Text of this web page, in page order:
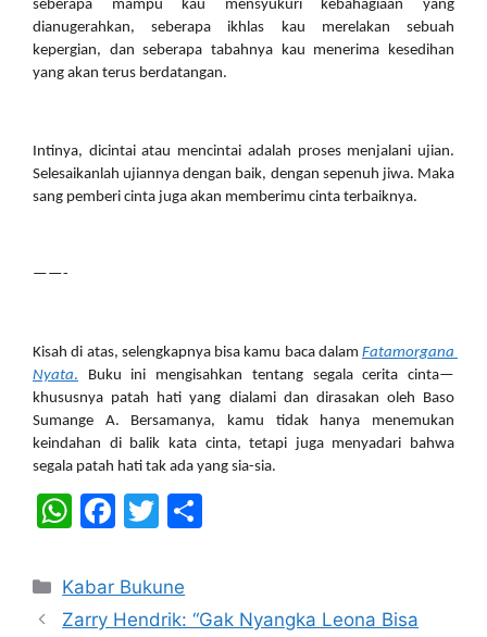
seberapa mampu kau mensyukuri kebahagiaan yang
dianugerahkan, seberapa ikhlas kau merelakan sebuah
kepergian, dan seberapa tabahnya kau menerima kesedihan
yang akan terus berdatangan.
Intinya, dicintai atau mencintai adalah proses menjalani ujian.
Selesaikanlah ujiannya dengan baik, dengan sepenuh jiwa. Maka
sang pemberi cinta juga akan memberimu cinta terbaiknya.
——-
Kisah di atas, selengkapnya bisa kamu baca dalam Fatamorgana
Nyata. Buku ini mengisahkan tentang segala cerita cinta—
khususnya patah hati yang dialami dan dirasakan oleh Baso
Sumange A. Bersamanya, kamu tidak hanya menemukan
keindahan di balik kata cinta, tetapi juga menyadari bahwa
segala patah hati tak ada yang sia-sia.
W
at
s
F
c
e
T
itt
er e
Categories
Kabar Bukune
Zarry Hendrik: “Gak Nyangka Leona Bisa